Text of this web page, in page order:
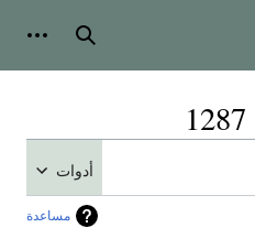
بحث
أدوات
مساعدة